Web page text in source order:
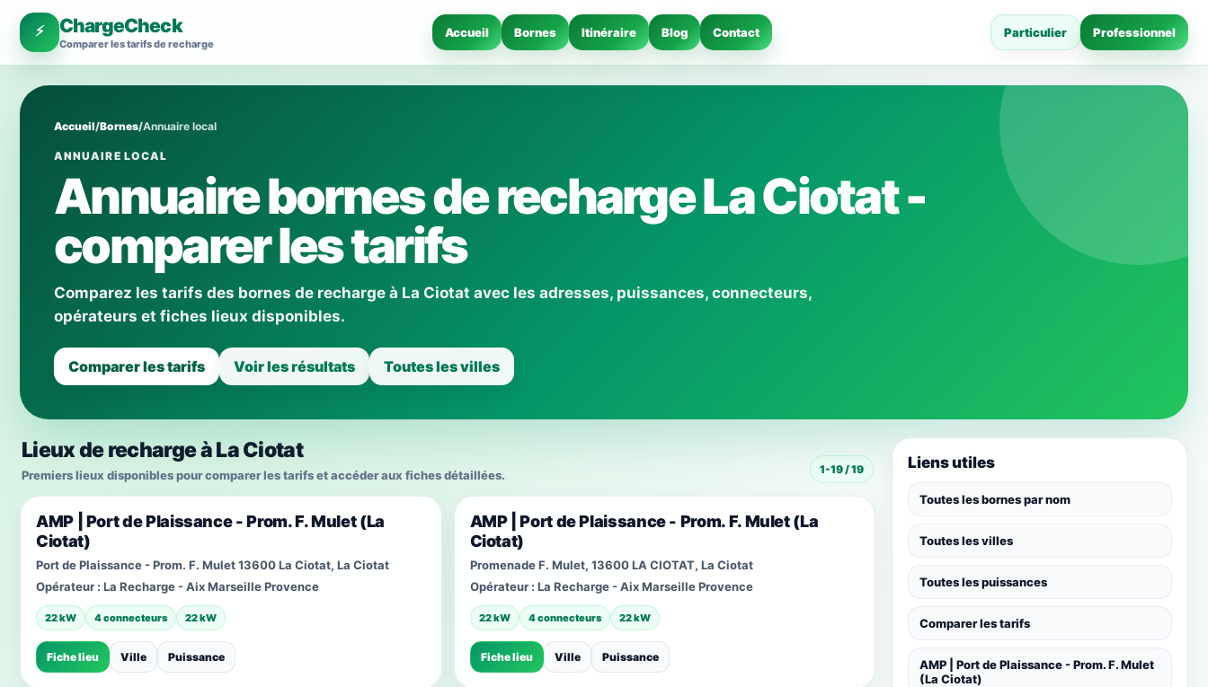
⚡ ChargeCheck
Comparer les tarifs de recharge
Accueil Bornes Itinéraire Blog Contact Particulier Professionnel
Accueil/Bornes/Annuaire local
ANNUAIRE LOCAL
Annuaire bornes de recharge La Ciotat -
comparer les tarifs
Comparez les tarifs des bornes de recharge à La Ciotat avec les adresses, puissances, connecteurs,
opérateurs et fiches lieux disponibles.
Comparer les tarifs Voir les résultats Toutes les villes
Lieux de recharge à La Ciotat
Premiers lieux disponibles pour comparer les tarifs et accéder aux fiches détaillées. 1-19 / 19
AMP | Port de Plaissance - Prom. F. Mulet (La
Ciotat)
Port de Plaissance - Prom. F. Mulet 13600 La Ciotat, La Ciotat
Opérateur : La Recharge - Aix Marseille Provence
22 kW 4 connecteurs 22 kW
Fiche lieu Ville Puissance
AMP | Port de Plaissance - Prom. F. Mulet (La
Ciotat)
Promenade F. Mulet, 13600 LA CIOTAT, La Ciotat
Opérateur : La Recharge - Aix Marseille Provence
22 kW 4 connecteurs 22 kW
Fiche lieu Ville Puissance
Liens utiles
Toutes les bornes par nom
Toutes les villes
Toutes les puissances
Comparer les tarifs
AMP | Port de Plaissance - Prom. F. Mulet
(La Ciotat)